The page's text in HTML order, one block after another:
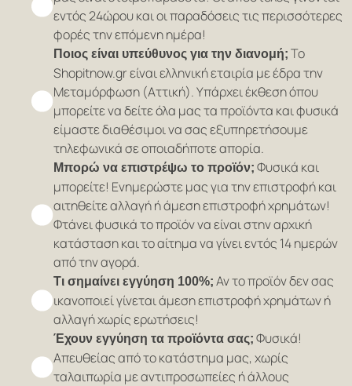
εντός 24ώρου και οι παραδόσεις τις περισσότερες
φορές την επόμενη ημέρα!
Ποιος είναι υπεύθυνος για την διανομή; Το
Shopitnow.gr είναι ελληνική εταιρία με έδρα την
Μεταμόρφωση (Αττική). Υπάρχει έκθεση όπου
μπορείτε να δείτε όλα μας τα προϊόντα και φυσικά
είμαστε διαθέσιμοι να σας εξυπηρετήσουμε
τηλεφωνικά σε οποιαδήποτε απορία.
Μπορώ να επιστρέψω το προϊόν; Φυσικά και
μπορείτε! Ενημερώστε μας για την επιστροφή και
αιτηθείτε αλλαγή ή άμεση επιστροφή χρημάτων!
Φτάνει φυσικά το προϊόν να είναι στην αρχική
κατάσταση και το αίτημα να γίνει εντός 14 ημερών
από την αγορά.
Τι σημαίνει εγγύηση 100%; Αν το προϊόν δεν σας
ικανοποιεί γίνεται άμεση επιστροφή χρημάτων ή
αλλαγή χωρίς ερωτήσεις!
Έχουν εγγύηση τα προϊόντα σας; Φυσικά!
Απευθείας από το κατάστημα μας, χωρίς
ταλαιπωρία με αντιπροσωπείες ή άλλους